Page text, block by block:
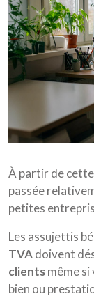
À partir de
passée
petites
Les assujettis
TVAdoivent
clientsmême
bien ou